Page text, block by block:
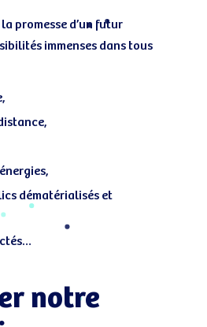
promesse d’un futur
immenses dans tous
dématérialisés et
notre